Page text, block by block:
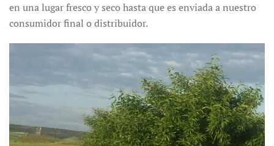
en una lugar fresco y seco hasta que es enviada a nuestro
consumidor final o distribuidor.